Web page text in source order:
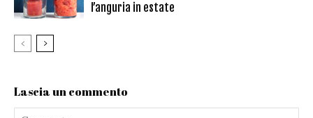
l’anguria in estate
Lascia un commento